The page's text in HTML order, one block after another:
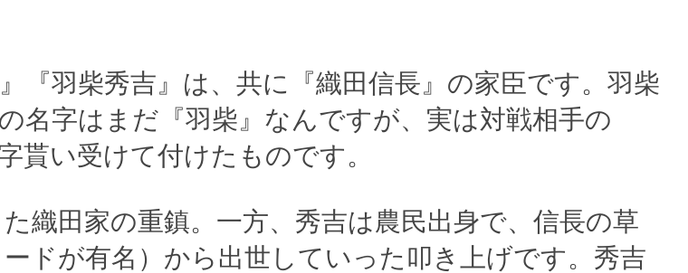
『羽柴秀吉』は、共に『織田信長』の家臣です。羽柴
名字はまだ『羽柴』なんですが、実は対戦相手の
貰い受けて付けたものです。
織田家の重鎮。一方、秀吉は農民出身で、信長の草
ドが有名）から出世していった叩き上げです。秀吉